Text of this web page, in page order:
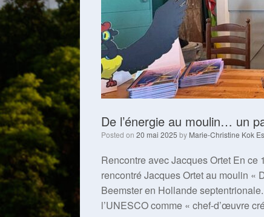
De l’énergie au moulin… un
Posted on 20 mai 2025 by Marie-Christine Kok
Rencontre avec Jacques Ortet En
rencontré Jacques Ortet au moulin «
Beemster en Hollande
l’UNESCO comme « chef-d’œuvre